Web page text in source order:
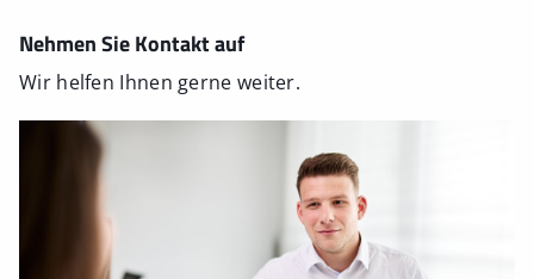
Nehmen Sie Kontakt auf
Wir helfen Ihnen gerne weiter.